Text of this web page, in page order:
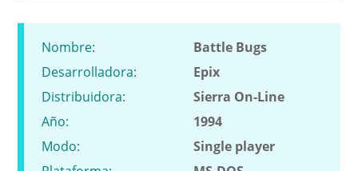
Nombre:
Battle Bugs
Desarrolladora:
Epix
Distribuidora:
Sierra On-Line
Año:
1994
Modo:
Single player